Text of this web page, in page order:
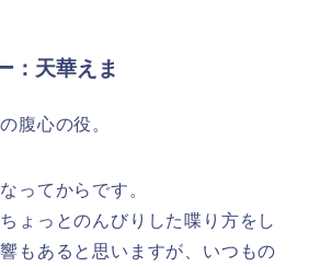
：天華えま
腹心の役。
ってからです。
ょっとのんびりした喋り方をし
もあると思いますが、いつもの